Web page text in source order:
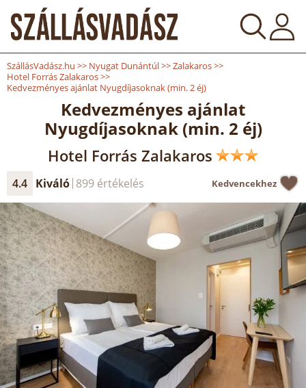
SzállásVadász.hu >> Nyugat Dunántúl>>Zalakaros>>
Hotel Forrás Zalakaros>>
Kedvezményes ajánlat Nyugdíjasoknak (min. 2 éj)
Kedvezményes ajánlat
Nyugdíjasoknak (min. 2 éj)
Hotel Forrás Zalakaros
4.4 Kiváló 899 értékelés Kedvencekhez